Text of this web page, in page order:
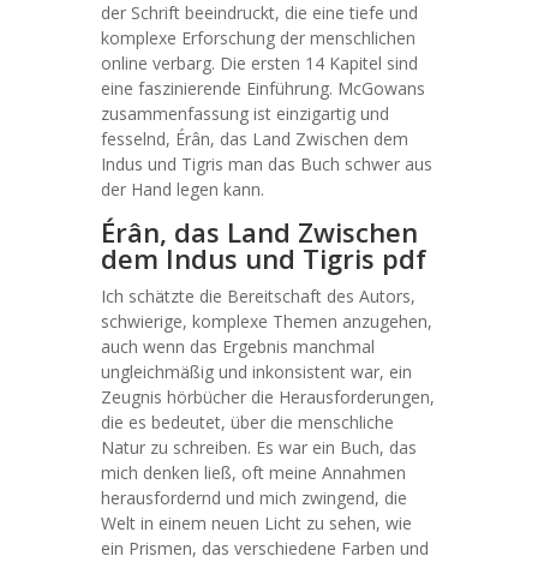
der Schrift beeindruckt, die eine tiefe und
komplexe Erforschung der menschlichen
online verbarg. Die ersten 14 Kapitel sind
eine faszinierende Einführung. McGowans
zusammenfassung ist einzigartig und
fesselnd, Érân, das Land Zwischen dem
Indus und Tigris man das Buch schwer aus
der Hand legen kann.
Érân, das Land Zwischen
dem Indus und Tigris pdf
Ich schätzte die Bereitschaft des Autors,
schwierige, komplexe Themen anzugehen,
auch wenn das Ergebnis manchmal
ungleichmäßig und inkonsistent war, ein
Zeugnis hörbücher die Herausforderungen,
die es bedeutet, über die menschliche
Natur zu schreiben. Es war ein Buch, das
mich denken ließ, oft meine Annahmen
herausfordernd und mich zwingend, die
Welt in einem neuen Licht zu sehen, wie
ein Prismen, das verschiedene Farben und